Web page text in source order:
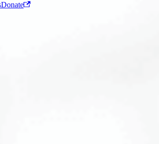
Donate